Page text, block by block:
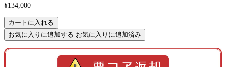
¥134,000
カートに入れる
お気に入りに追加する お気に入りに追加済み